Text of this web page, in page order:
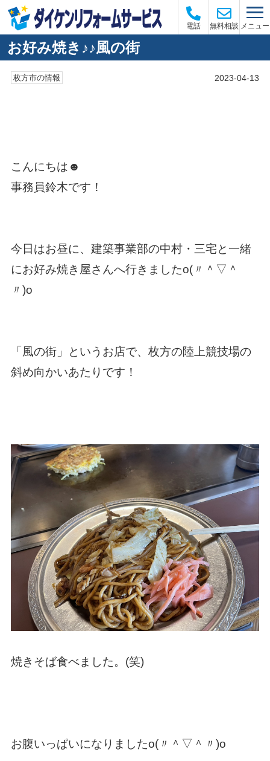
電話 無料相談 メニュー
お好み焼き♪♪風の街
枚方市の情報 2023-04-13
こんにちは☻
事務員鈴木です！
今日はお昼に、建築事業部の中村・三宅と一緒
にお好み焼き屋さんへ行きましたo(〃＾▽＾
〃)o
「風の街」というお店で、枚方の陸上競技場の
斜め向かいあたりです！
焼きそば食べました。(笑)
お腹いっぱいになりましたo(〃＾▽＾〃)o